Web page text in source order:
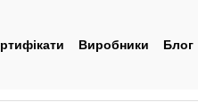
Виробники
Блог